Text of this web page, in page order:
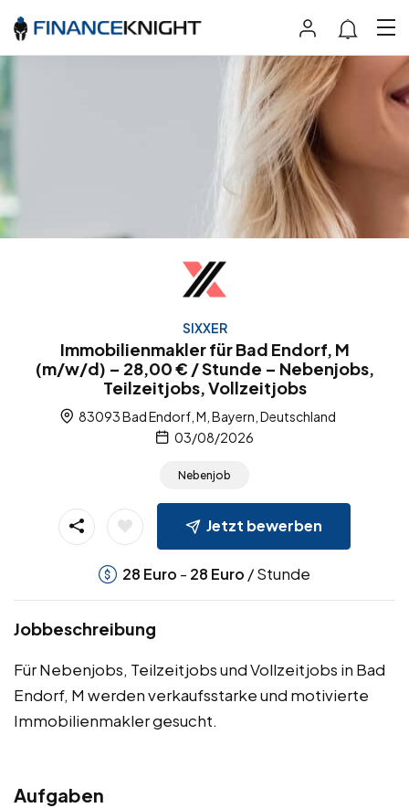
SIXXER
Immobilienmakler für Bad Endorf, M
(m/w/d) – 28,00 € / Stunde – Nebenjobs,
Teilzeitjobs, Vollzeitjobs
83093 Bad Endorf, M, Bayern, Deutschland
03/08/2026
Nebenjob
Jetzt bewerben
28 Euro - 28 Euro / Stunde
Jobbeschreibung
Für Nebenjobs, Teilzeitjobs und Vollzeitjobs in Bad
Endorf, M werden verkaufsstarke und motivierte
Immobilienmakler gesucht.
Aufgaben